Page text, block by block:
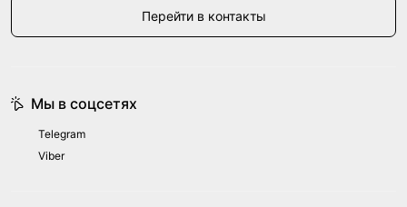
Перейти в контакты
Мы в соцсетях
Telegram
Viber